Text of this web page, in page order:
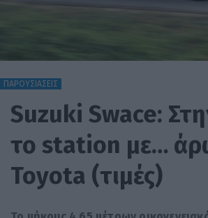
ΠΑΡΟΥΣΙΑΣΕΙΣ
Suzuki Swace:
το station με…
Toyota (τιμές)